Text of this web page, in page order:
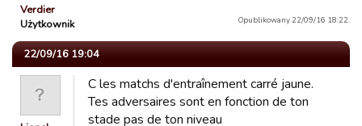
Verdier
Użytkownik
Opublikowany 22/09/16 18:22.
22/09/16 19:04
C les matchs d'entraînement carré jaune.
Tes adversaires sont en fonction de ton
stade pas de ton niveau